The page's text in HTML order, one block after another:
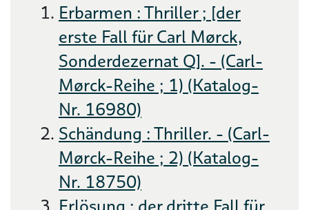
Erbarmen : Thriller ; [der
erste Fall für Carl Mørck,
Sonderdezernat Q]. - (Carl-
Mørck-Reihe ; 1) (Katalog-
Nr. 16980)
Schändung : Thriller. - (Carl-
Mørck-Reihe ; 2) (Katalog-
Nr. 18750)